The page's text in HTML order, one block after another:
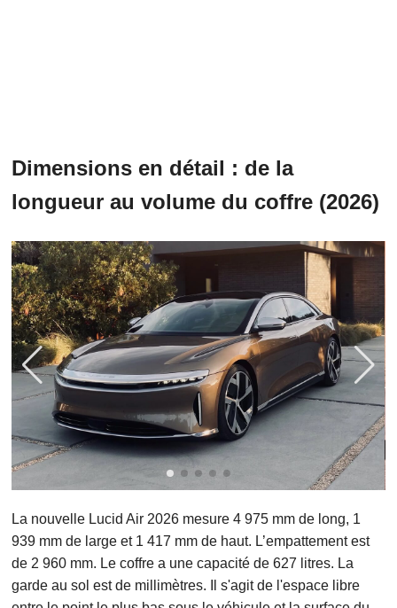
Dimensions en détail : de la
longueur au volume du coffre (2026)
La nouvelle Lucid Air 2026 mesure 4 975 mm de long, 1
939 mm de large et 1 417 mm de haut. L’empattement est
de 2 960 mm. Le coffre a une capacité de 627 litres. La
garde au sol est de millimètres. Il s'agit de l'espace libre